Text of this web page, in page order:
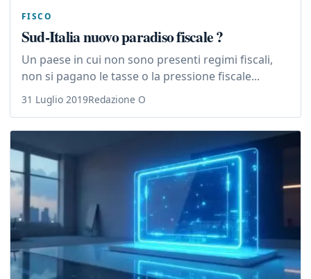
FISCO
Sud-Italia nuovo paradiso fiscale ?
Un paese in cui non sono presenti regimi fiscali,
non si pagano le tasse o la pressione fiscale...
31 Luglio 2019Redazione O